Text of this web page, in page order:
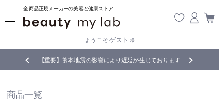
全商品正規メーカーの美容と健康ストア
ようこそ ゲスト 様
【重要】熊本地震の影響により遅延が生じております 全商品正
商品一覧